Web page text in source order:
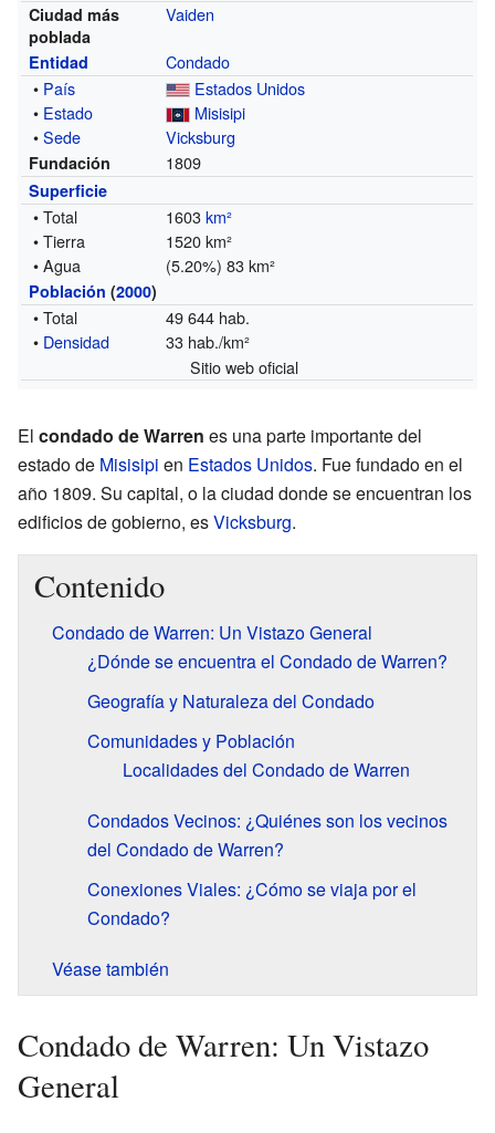
Ciudad más
poblada
Vaiden
Entidad
Condado
• País
Estados Unidos
• Estado
Misisipi
•Sede Vicksburg
Fundación 1809
Superficie
• Total 1603km²
• Tierra
1520 km²
• Agua
(5.20%) 83 km²
Población (2000)
• Total
49 644 hab.
• Densidad
33 hab./km²
Sitio web oficial
El condado de Warren es una parte importante del
estado de Misisipi en Estados Unidos. Fue fundado en el
año 1809. Su capital, o la ciudad donde se encuentran los
edificios de gobierno, esVicksburg.
Contenido
Condado de Warren: Un Vistazo General
¿Dónde se encuentra el Condado de Warren?
Geografía y Naturaleza del Condado
Comunidades y Población
Localidades del Condado de Warren
Condados Vecinos: ¿Quiénes son los vecinos
del Condado de Warren?
Conexiones Viales: ¿Cómo se viaja por el
Condado?
Véase también
Condado de Warren: Un Vistazo
General